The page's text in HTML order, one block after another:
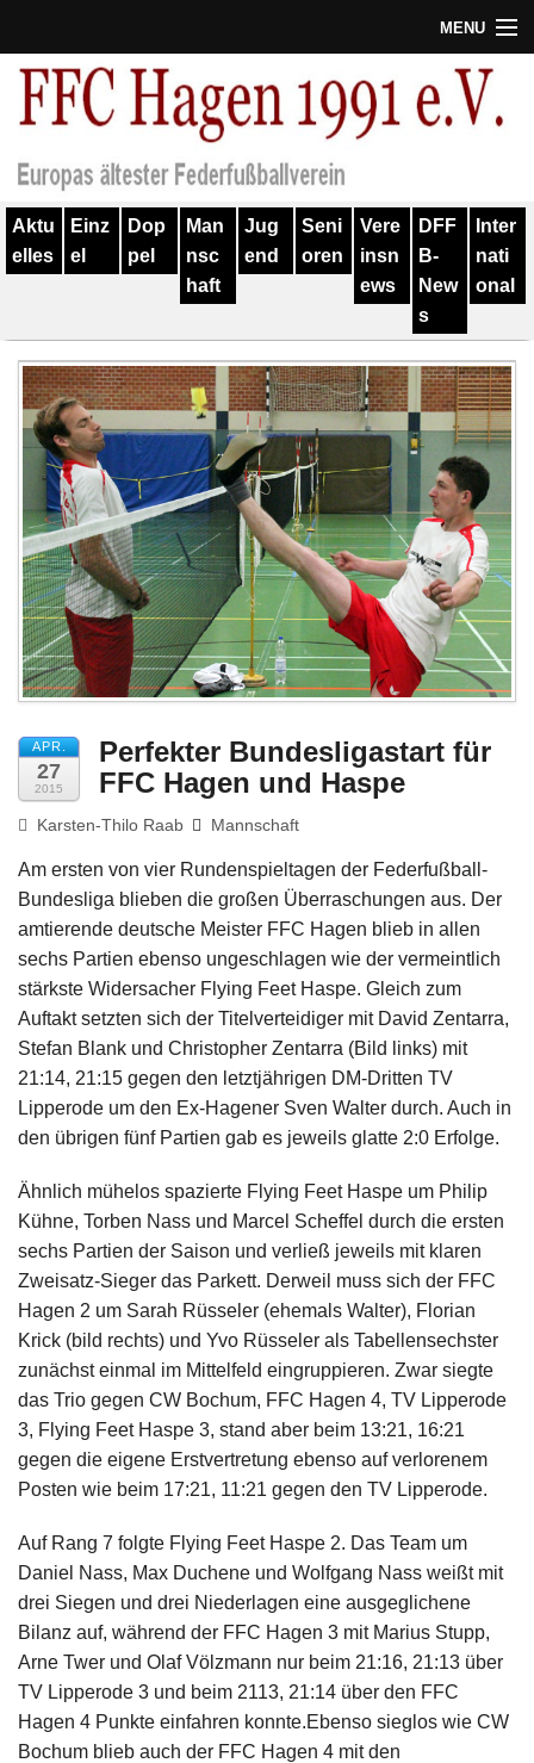
MENU
Termine
Verein
Geschichte
Training
Spieler
Kontakt
Links
Impressum
Aktu
elles
Einz
el
Dop
pel
Man
nsc
haft
Jug
end
Seni
oren
Vere
insn
ews
DFF
B-
New
s
Inter
nati
onal
APR.
27
2015
Perfekter Bundesligastart für
FFC Hagen und Haspe
Karsten-Thilo Raab Mannschaft
Am ersten von vier Rundenspieltagen der Federfußball-
Bundesliga blieben die großen Überraschungen aus. Der
amtierende deutsche Meister FFC Hagen blieb in allen
sechs Partien ebenso ungeschlagen wie der vermeintlich
stärkste Widersacher Flying Feet Haspe. Gleich zum
Auftakt setzten sich der Titelverteidiger mit David Zentarra,
Stefan Blank und Christopher Zentarra (Bild links) mit
21:14, 21:15 gegen den letztjährigen DM-Dritten TV
Lipperode um den Ex-Hagener Sven Walter durch. Auch in
den übrigen fünf Partien gab es jeweils glatte 2:0 Erfolge.
Ähnlich mühelos spazierte Flying Feet Haspe um Philip
Kühne, Torben Nass und Marcel Scheffel durch die ersten
sechs Partien der Saison und verließ jeweils mit klaren
Zweisatz-Sieger das Parkett. Derweil muss sich der FFC
Hagen 2 um Sarah Rüsseler (ehemals Walter), Florian
Krick (bild rechts) und Yvo Rüsseler als Tabellensechster
zunächst einmal im Mittelfeld eingruppieren. Zwar siegte
das Trio gegen CW Bochum, FFC Hagen 4, TV Lipperode
3, Flying Feet Haspe 3, stand aber beim 13:21, 16:21
gegen die eigene Erstvertretung ebenso auf verlorenem
Posten wie beim 17:21, 11:21 gegen den TV Lipperode.
Auf Rang 7 folgte Flying Feet Haspe 2. Das Team um
Daniel Nass, Max Duchene und Wolfgang Nass weißt mit
drei Siegen und drei Niederlagen eine ausgeglichene
Bilanz auf, während der FFC Hagen 3 mit Marius Stupp,
Arne Twer und Olaf Völzmann nur beim 21:16, 21:13 über
TV Lipperode 3 und beim 2113, 21:14 über den FFC
Hagen 4 Punkte einfahren konnte.Ebenso sieglos wie CW
Bochum blieb auch der FFC Hagen 4 mit den